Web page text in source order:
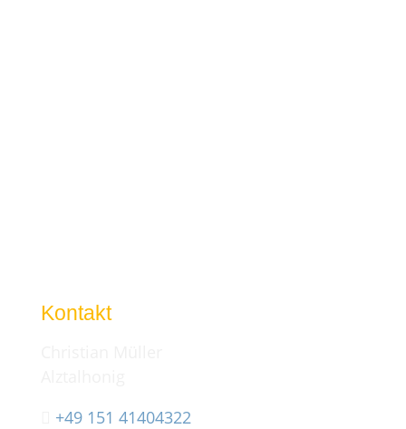
Kontakt
+49 151 41404322